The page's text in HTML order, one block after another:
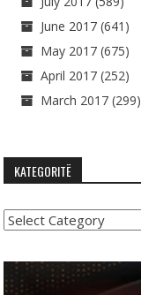
June 2017 (641)
May 2017 (675)
April 2017 (252)
March 2017 (299)
KATEGORITË
Kategoritë